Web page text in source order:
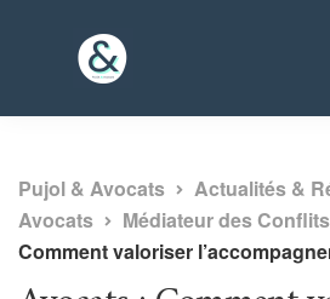
Pujol & Avocats
Actualités &
Avocats
Médiateur des Conflits
Comment valoriser